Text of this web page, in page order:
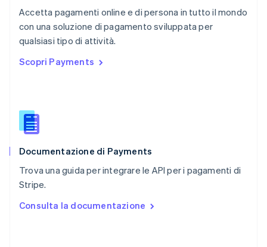
Accetta pagamenti online e di persona in tutto il mondo
con una soluzione di pagamento sviluppata per
qualsiasi tipo di attività.
Scopri Payments
Documentazione di Payments
Trova una guida per integrare le API per i pagamenti di
Stripe.
Consulta la documentazione
English简体中文
Regno Unito
English
English
English
Slovacchia
Slovenia
Spagna
Español
English Español简体中文